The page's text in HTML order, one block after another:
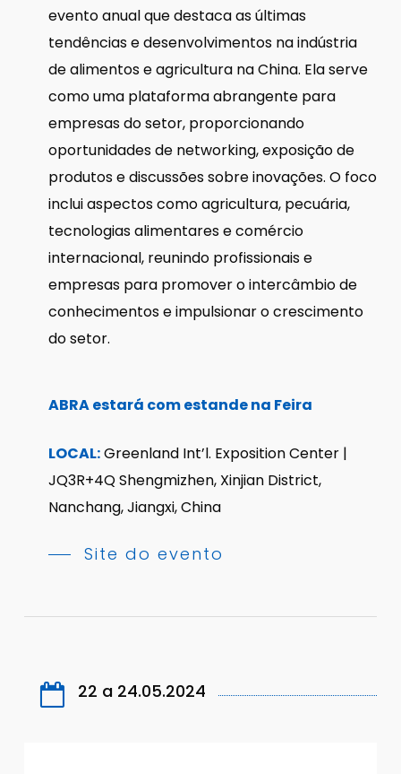
evento anual que destaca as últimas
tendências e desenvolvimentos na indústria
de alimentos e agricultura na China. Ela serve
como uma plataforma abrangente para
empresas do setor, proporcionando
oportunidades de networking, exposição de
produtos e discussões sobre inovações. O foco
inclui aspectos como agricultura, pecuária,
tecnologias alimentares e comércio
internacional, reunindo profissionais e
empresas para promover o intercâmbio de
conhecimentos e impulsionar o crescimento
do setor.
ABRA estará com estande na Feira
LOCAL:Greenland Int’l. Exposition Center |
JQ3R+4Q Shengmizhen, Xinjian District,
Nanchang, Jiangxi, China
Site do evento
22 a 24.05.2024